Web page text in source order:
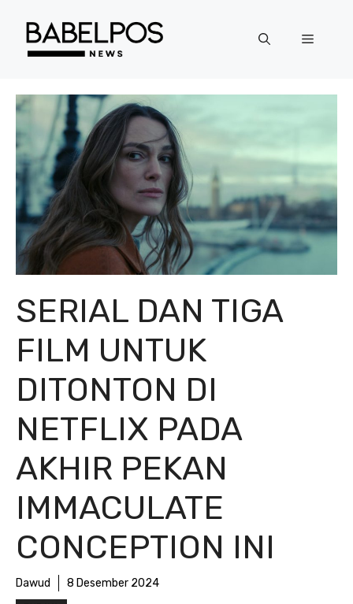
Menu
SERIAL DAN TIGA
FILM UNTUK
DITONTON DI
NETFLIX PADA
AKHIR PEKAN
IMMACULATE
CONCEPTION INI
Dawud 8 Desember 2024